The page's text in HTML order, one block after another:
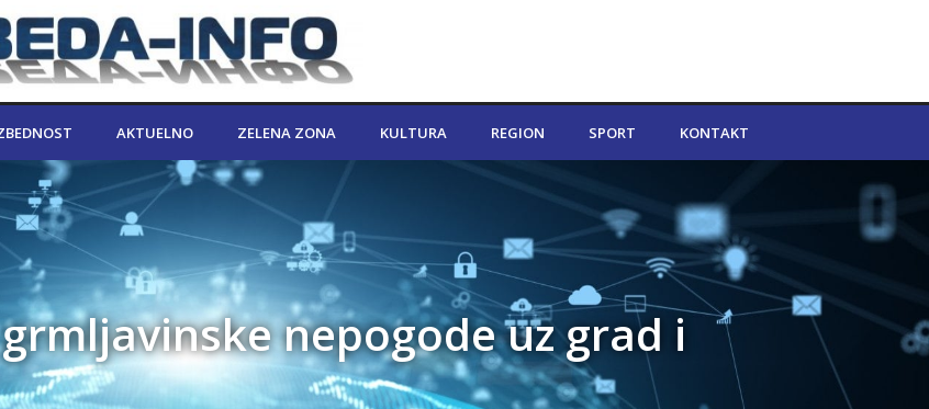
AKTUELNO ZELENA ZONA KULTURA REGION SPORT KONTAKT
nepogode uz grad i